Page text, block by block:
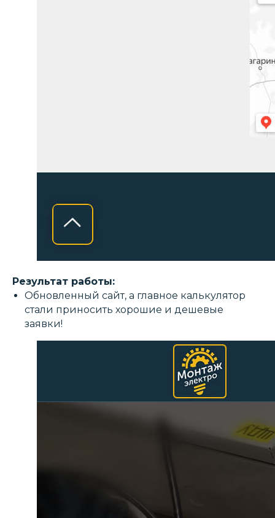
Результат работы:
Обновленный сайт, а главное калькулятор
стали приносить хорошие и дешевые
заявки!